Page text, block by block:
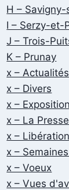
H –
I – Serzy-et-
J – Trois-
K – Prunay
x – Actualités
x – Divers
x –
x – La Presse
x –
x –
x – Voeux
x – Vues